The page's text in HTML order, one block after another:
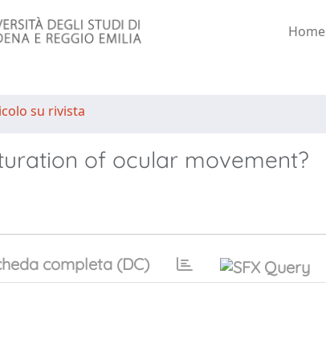
Home
su rivista
of ocular movement?
completa (DC)